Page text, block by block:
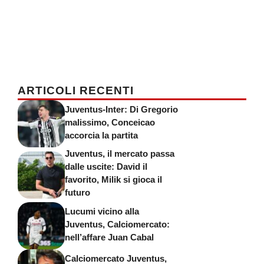
ARTICOLI RECENTI
Juventus-Inter: Di Gregorio
malissimo, Conceicao
accorcia la partita
Juventus, il mercato passa
dalle uscite: David il
favorito, Milik si gioca il
futuro
Lucumi vicino alla
Juventus, Calciomercato:
nell’affare Juan Cabal
Calciomercato Juventus,